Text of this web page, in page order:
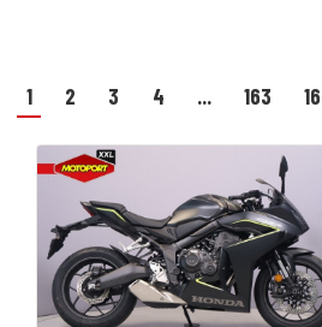
1 2 3 4 ... 163